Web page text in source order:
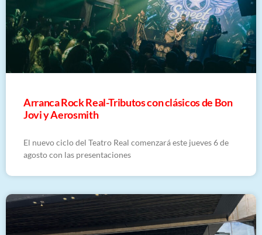
Arranca Rock Real-Tributos con clásicos de Bon
Jovi y Aerosmith
El nuevo ciclo del Teatro Real comenzará este jueves 6 de
agosto con las presentaciones